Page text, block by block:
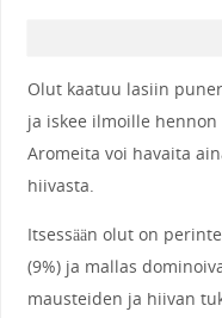
Olut kaatuu lasiin
ja iskee ilmoille
Aromeita voi havaita
hiivasta.
Itsessään olut on
(9%) ja mallas
mausteiden ja hiivan